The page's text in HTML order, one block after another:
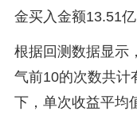
金买入金额13.51亿
根据回测数据显示
气前10的次数共计
下，单次收益平均